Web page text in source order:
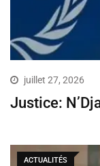
juillet 27, 2026
Justice:
ACTUALITÉS